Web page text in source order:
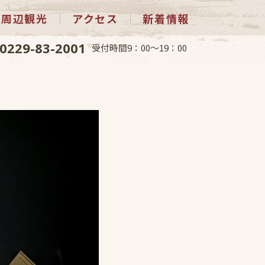
周辺観光 アクセス 新着情報
0229-83-2001 受付時間9：00～19：00